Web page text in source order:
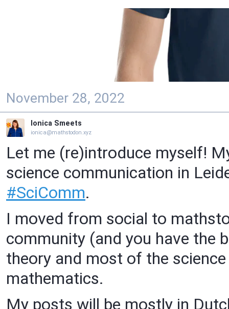
November 28, 2022
Ionica Smeets
ionica@mathstodon.xyz
Let me (re)introduce myself!
science communication in
#SciComm.
I moved from social to
community (and you have the
theory and most of the
mathematics.
My posts will be mostly in